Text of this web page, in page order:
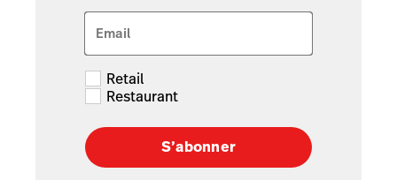
Email
Retail
Restaurant
S’abonner